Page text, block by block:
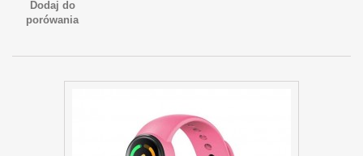
Dodaj do
porówania